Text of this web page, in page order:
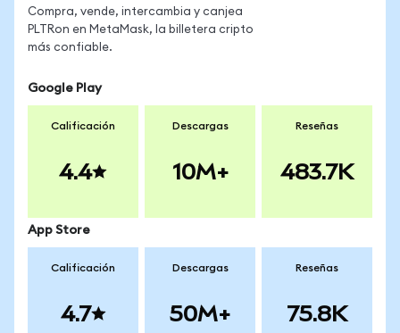
Compra, vende, intercambia y canjea
PLTRon en MetaMask, la billetera cripto
más confiable.
Google Play
Calificación
4.4
Descargas
10M+
Reseñas
483.7K
App Store
Calificación
4.7
Descargas
50M+
Reseñas
75.8K